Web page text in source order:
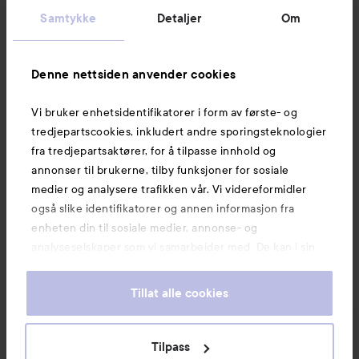
Samtykke Detaljer Om
Denne nettsiden anvender cookies
Vi bruker enhetsidentifikatorer i form av første- og
tredjepartscookies, inkludert andre sporingsteknologier
fra tredjepartsaktører, for å tilpasse innhold og
annonser til brukerne, tilby funksjoner for sosiale
medier og analysere trafikken vår. Vi videreformidler
også slike identifikatorer og annen informasjon fra
enheten din til sosiale medier, annonse- og
analyseselskaper som vi samarbeider med. De kan i sin
informasjon som du har oppgitt eller som de har samlet
våre cookies ved å fortsette å bruke nettsiden vår. For
informasjon om hvordan du kan endre innstillingene for
Tillat alle cookies
Tilpass
Kundeservice
Informasjon
Også av interesse